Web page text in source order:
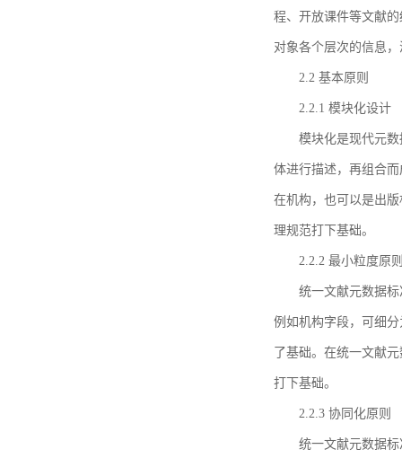
程、开放课件等文献
对象各个层次的信息
2.2 基本原则
2.2.1 模块化设计
模块化是现代元
体进行描述，再组合
在机构，也可以是出
理规范打下基础。
2.2.2 最小粒度原
统一文献元数据
例如机构字段，可细
了基础。在统一文献
打下基础。
2.2.3 协同化原则
统一文献元数据